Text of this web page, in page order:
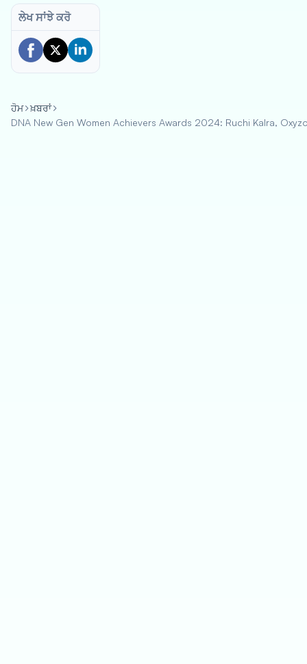
ਲੇਖ ਸਾਂਝੇ ਕਰੋ
ਹੋਮ ਖ਼ਬਰਾਂ
DNA New Gen Women Achievers Awards 2024: Ruchi Kalra,